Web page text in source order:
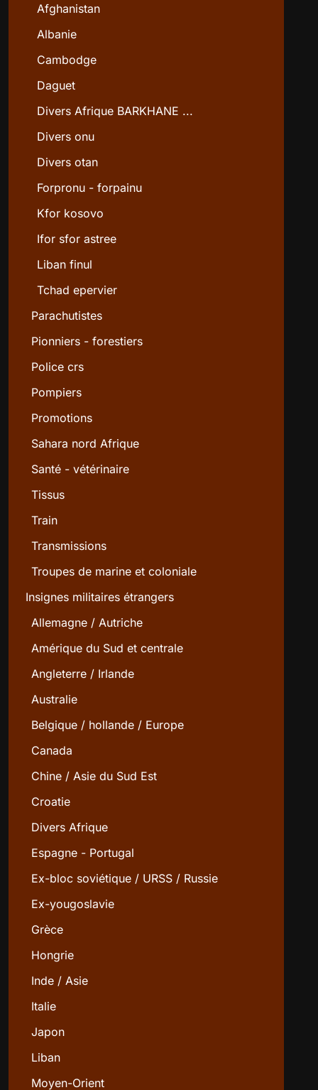
Afghanistan
Albanie
Cambodge
Daguet
Divers Afrique BARKHANE ...
Divers onu
Divers otan
Forpronu - forpainu
Kfor kosovo
Ifor sfor astree
Liban finul
Tchad epervier
Parachutistes
Pionniers - forestiers
Police crs
Pompiers
Promotions
Sahara nord Afrique
Santé - vétérinaire
Tissus
Train
Transmissions
Troupes de marine et coloniale
Insignes militaires étrangers
Allemagne / Autriche
Amérique du Sud et centrale
Angleterre / Irlande
Australie
Belgique / hollande / Europe
Canada
Chine / Asie du Sud Est
Croatie
Divers Afrique
Espagne - Portugal
Ex-bloc soviétique / URSS / Russie
Ex-yougoslavie
Grèce
Hongrie
Inde / Asie
Italie
Japon
Liban
Moyen-Orient